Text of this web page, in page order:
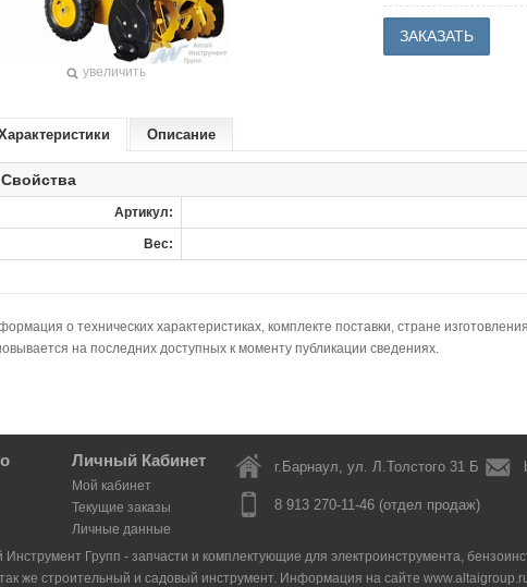
увеличить
Описание
Свойства
Артикул:
Вес:
о технических характеристиках, комплекте поставки, стране
на последних доступных к моменту публикации сведениях.
Личный Кабинет
Мой кабинет
Текущие заказы
Личные данные
г.Барнаул, ул. Л.Толстого 31 Б
8 913 270-11-46 (отдел продаж)
Групп - запчасти и комплектующие для электроинструмента,
же строительный и садовый инструмент. Информация на сайте